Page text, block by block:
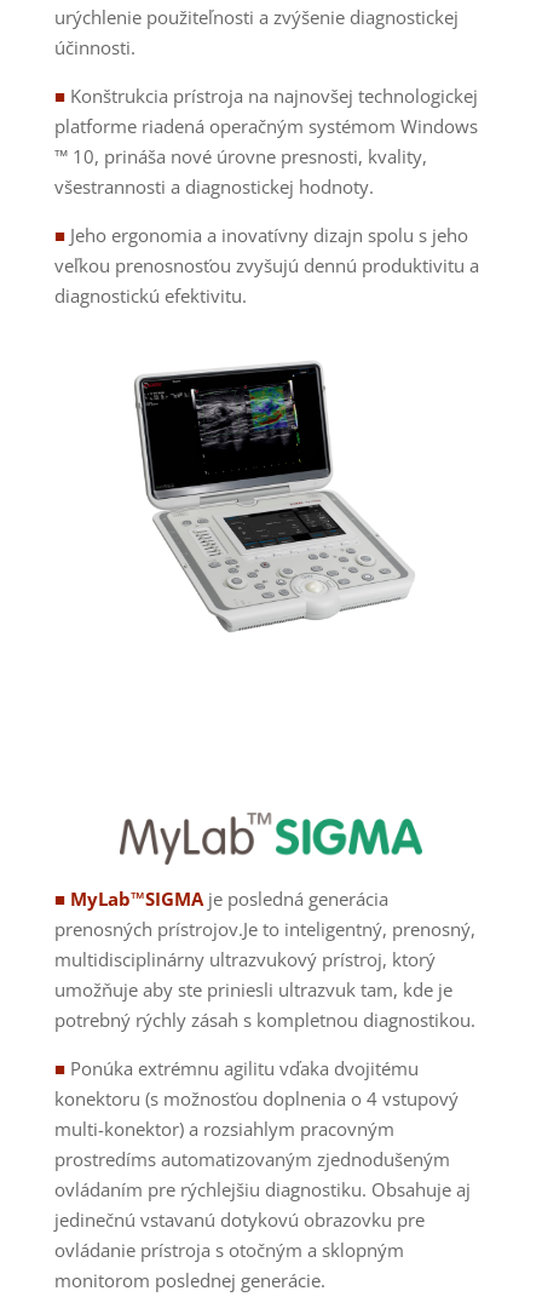
urýchlenie použiteľnosti a zvýšenie diagnostickej
účinnosti.
■Konštrukcia prístroja na najnovšej technologickej
platforme riadená operačným systémom Windows
™ 10, prináša nové úrovne presnosti, kvality,
všestrannosti a diagnostickej hodnoty.
■Jeho ergonomia a inovatívny dizajn spolu s jeho
veľkou prenosnosťou zvyšujú dennú produktivitu a
diagnostickú efektivitu.
■ MyLab™SIGMA je posledná generácia
prenosných prístrojov.Je to inteligentný, prenosný,
multidisciplinárny ultrazvukový prístroj, ktorý
umožňuje aby ste priniesli ultrazvuk tam, kde je
potrebný rýchly zásah s kompletnou diagnostikou.
■ Ponúka extrémnu agilitu vďaka dvojitému
konektoru (s možnosťou doplnenia o 4 vstupový
multi-konektor) a rozsiahlym pracovným
prostredíms automatizovaným zjednodušeným
ovládaním pre rýchlejšiu diagnostiku. Obsahuje aj
jedinečnú vstavanú dotykovú obrazovku pre
ovládanie prístroja s otočným a sklopným
monitorom poslednej generácie.